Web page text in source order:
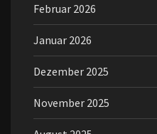
Februar 2026
Januar 2026
Dezember 2025
November 2025